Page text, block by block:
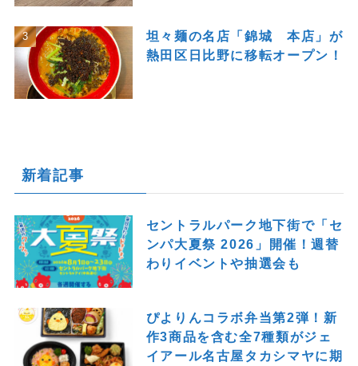
坦々麺の名店「錦城 本店」が
熱田区日比野に移転オープン！
新着記事
セントラルパーク地下街で「セ
ンパ大夏祭 2026」開催！週替
わりイベントや抽選会も
ぴよりんコラボ弁当第2弾！新
作3商品を含む全7種類がジェ
イアール名古屋タカシマヤに期